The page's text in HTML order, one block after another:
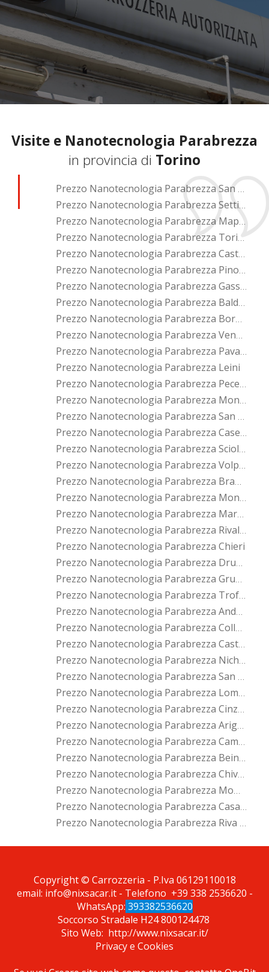
Visite e Nanotecnologia Parabrezza
in provincia di Torino
Prezzo Nanotecnologia Parabrezza San Mauro Torinese
Prezzo Nanotecnologia Parabrezza Settimo Torinese
Prezzo Nanotecnologia Parabrezza Mappano
Prezzo Nanotecnologia Parabrezza Torino
Prezzo Nanotecnologia Parabrezza Castiglione Torinese
Prezzo Nanotecnologia Parabrezza Pino Torinese
Prezzo Nanotecnologia Parabrezza Gassino Torinese
Prezzo Nanotecnologia Parabrezza Baldissero Torinese
Prezzo Nanotecnologia Parabrezza Borgaro Torinese
Prezzo Nanotecnologia Parabrezza Venaria Reale
Prezzo Nanotecnologia Parabrezza Pavarolo
Prezzo Nanotecnologia Parabrezza Leini
Prezzo Nanotecnologia Parabrezza Pecetto Torinese
Prezzo Nanotecnologia Parabrezza Montaldo Torinese
Prezzo Nanotecnologia Parabrezza San Raffaele Cimena
Prezzo Nanotecnologia Parabrezza Caselle Torinese
Prezzo Nanotecnologia Parabrezza Sciolze
Prezzo Nanotecnologia Parabrezza Volpiano
Prezzo Nanotecnologia Parabrezza Brandizzo
Prezzo Nanotecnologia Parabrezza Moncalieri
Prezzo Nanotecnologia Parabrezza Marentino
Prezzo Nanotecnologia Parabrezza Rivalba
Prezzo Nanotecnologia Parabrezza Chieri
Prezzo Nanotecnologia Parabrezza Druento
Prezzo Nanotecnologia Parabrezza Grugliasco
Prezzo Nanotecnologia Parabrezza Trofarello
Prezzo Nanotecnologia Parabrezza Andezeno
Prezzo Nanotecnologia Parabrezza Collegno
Prezzo Nanotecnologia Parabrezza Castagneto Po
Prezzo Nanotecnologia Parabrezza Nichelino
Prezzo Nanotecnologia Parabrezza San Benigno Canavese
Prezzo Nanotecnologia Parabrezza Lombardore
Prezzo Nanotecnologia Parabrezza Cinzano
Prezzo Nanotecnologia Parabrezza Arignano
Prezzo Nanotecnologia Parabrezza Cambiano
Prezzo Nanotecnologia Parabrezza Beinasco
Prezzo Nanotecnologia Parabrezza Chivasso
Prezzo Nanotecnologia Parabrezza Mombello Di Torino
Prezzo Nanotecnologia Parabrezza Casalborgone
Prezzo Nanotecnologia Parabrezza Riva Presso Chieri
Copyright © Carrozzeria - P.Iva 06129110018
email: info@nixsacar.it- Telefono +39 338 2536620 -
WhatsApp: 393382536620
Soccorso Stradale H24800124478
Sito Web: http://www.nixsacar.it/
Privacye Cookies